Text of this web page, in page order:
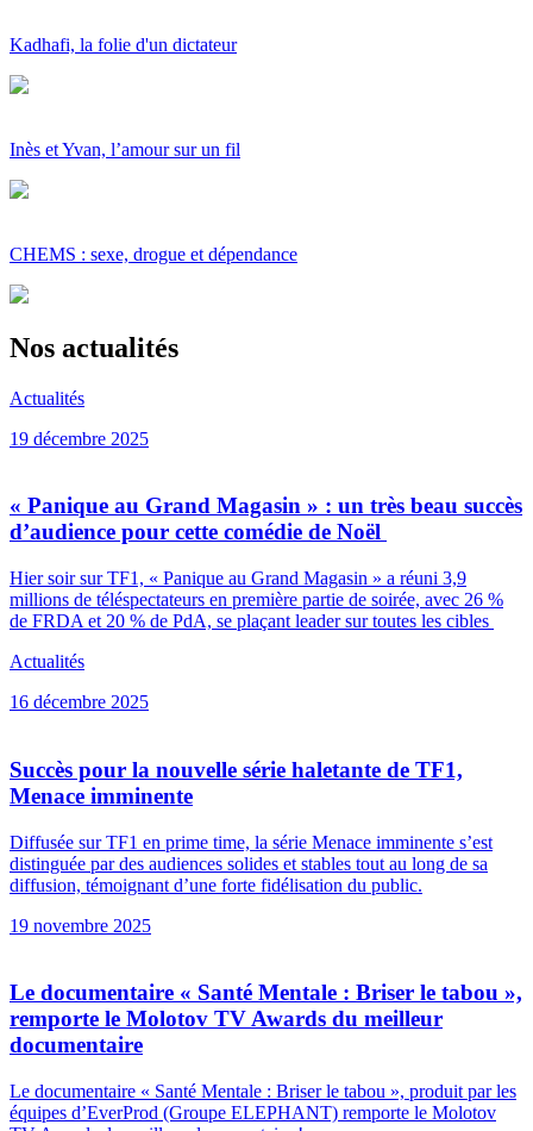
Kadhafi, la folie d'un dictateur
Inès et Yvan, l’amour sur un fil
CHEMS : sexe, drogue et dépendance
Nos actualités
Actualités
19 décembre 2025
« Panique au Grand Magasin » : un très beau succès
d’audience pour cette comédie de Noël
Hier soir sur TF1, « Panique au Grand Magasin » a réuni 3,9
millions de téléspectateurs en première partie de soirée, avec 26 %
de FRDA et 20 % de PdA, se plaçant leader sur toutes les cibles
Actualités
16 décembre 2025
Succès pour la nouvelle série haletante de TF1,
Menace imminente
Diffusée sur TF1 en prime time, la série Menace imminente s’est
distinguée par des audiences solides et stables tout au long de sa
diffusion, témoignant d’une forte fidélisation du public.
19 novembre 2025
Le documentaire « Santé Mentale : Briser le tabou »,
remporte le Molotov TV Awards du meilleur
documentaire
Le documentaire « Santé Mentale : Briser le tabou », produit par les
équipes d’EverProd (Groupe ELEPHANT) remporte le Molotov